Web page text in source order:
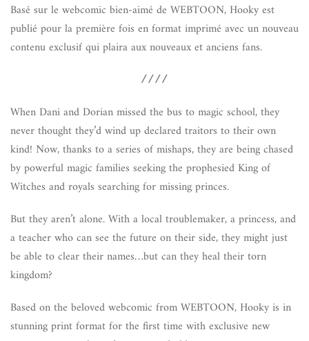
Basé sur le webcomic bien-aimé de WEBTOON, Hooky est
publié pour la première fois en format imprimé avec un nouveau
contenu exclusif qui plaira aux nouveaux et anciens fans.
////
When Dani and Dorian missed the bus to magic school, they
never thought they’d wind up declared traitors to their own
kind! Now, thanks to a series of mishaps, they are being chased
by powerful magic families seeking the prophesied King of
Witches and royals searching for missing princes.
But they aren’t alone. With a local troublemaker, a princess, and
a teacher who can see the future on their side, they might just
be able to clear their names…but can they heal their torn
kingdom?
Based on the beloved webcomic from WEBTOON, Hooky is in
stunning print format for the first time with exclusive new